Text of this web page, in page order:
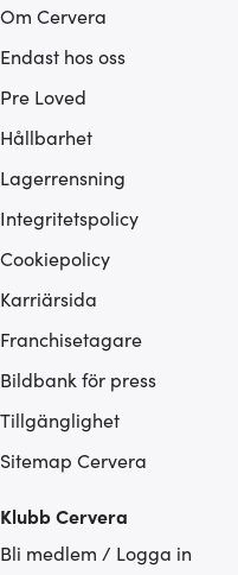
Om Cervera
Endast hos oss
Pre Loved
Hållbarhet
Lagerrensning
Integritetspolicy
Cookiepolicy
Karriärsida
Franchisetagare
Bildbank för press
Tillgänglighet
Sitemap Cervera
Klubb Cervera
Bli medlem / Logga in